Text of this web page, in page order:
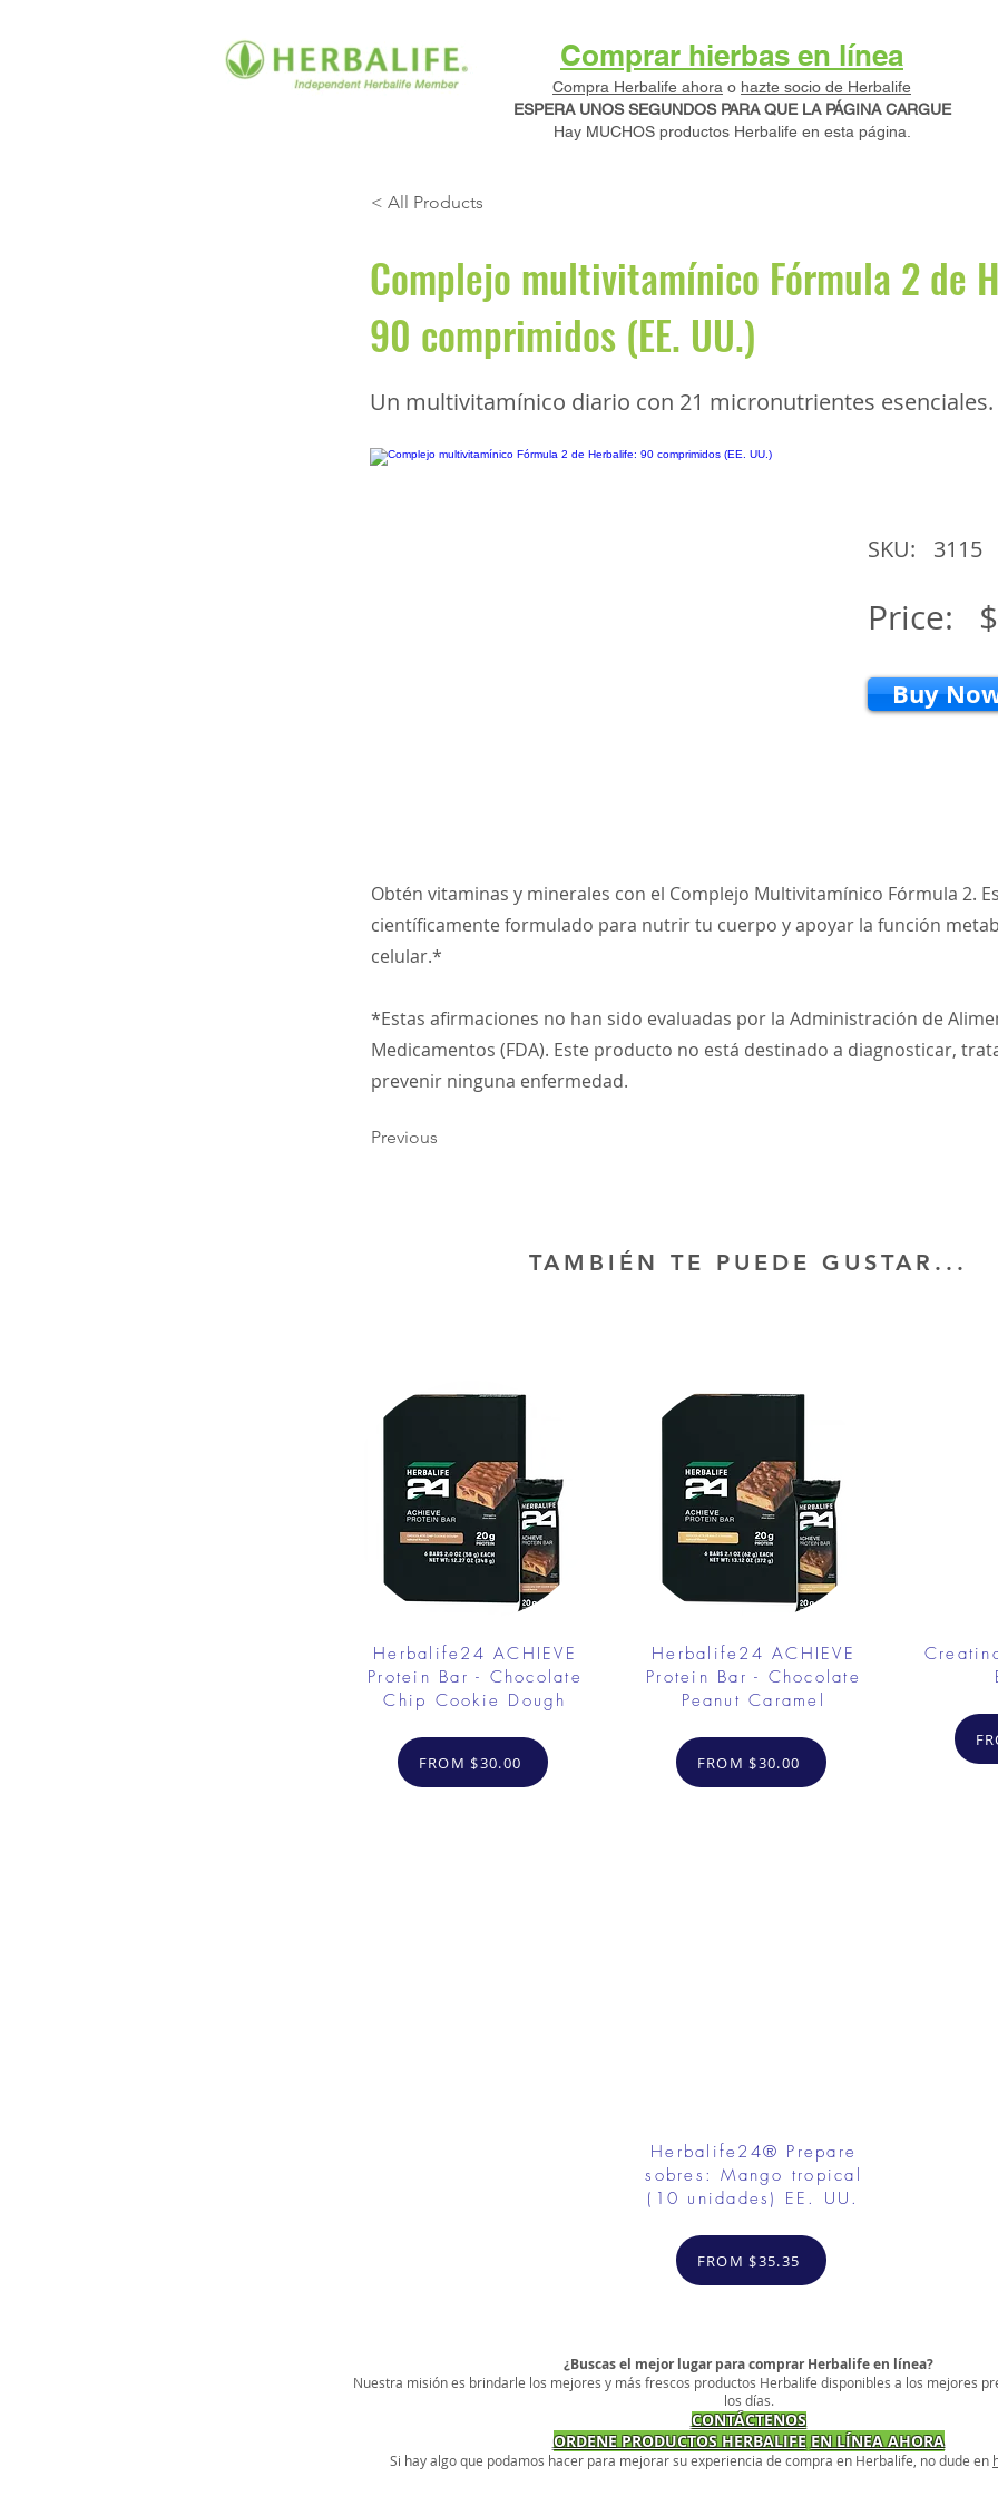
Comprar hierbas en línea
Compra Herbalife ahora o hazte socio de Herbalife
ESPERA UNOS SEGUNDOS PARA QUE LA PÁGINA CARGUE
Hay MUCHOS productos Herbalife en esta página.
< All Products
Complejo multivitamínico Fórmula 2 de
90 comprimidos (EE. UU.)
Un multivitamínico diario con 21 micronutrientes esenciales.
SKU: 3115
Price:
Buy
Obtén vitaminas y minerales con el Complejo Multivitamínico Fórmula 2.
científicamente formulado para nutrir tu cuerpo y apoyar la función
celular.*
*Estas afirmaciones no han sido evaluadas por la Administración de
Medicamentos (FDA). Este producto no está destinado a diagnosticar,
prevenir ninguna enfermedad.
Previous
TAMBIÉN TE PUEDE GUSTAR...
Herbalife24 ACHIEVE
Protein Bar - Chocolate
Chip Cookie Dough
FROM $30.00
Herbalife24 ACHIEVE
Protein Bar - Chocolate
Peanut Caramel
FROM $30.00
Herbalife24® Prepare
sobres: Mango tropical
(10 unidades) EE. UU.
FROM $35.35
¿Buscas el mejor lugar para comprar Herbalife en línea?
Nuestra misión es brindarle los mejores y más frescos productos Herbalife disponibles a los mejores
los días.
CONTÁCTENOS
ORDENE PRODUCTOS HERBALIFE EN LÍNEA AHORA
Si hay algo que podamos hacer para mejorar su experiencia de compra en Herbalife, no dude en